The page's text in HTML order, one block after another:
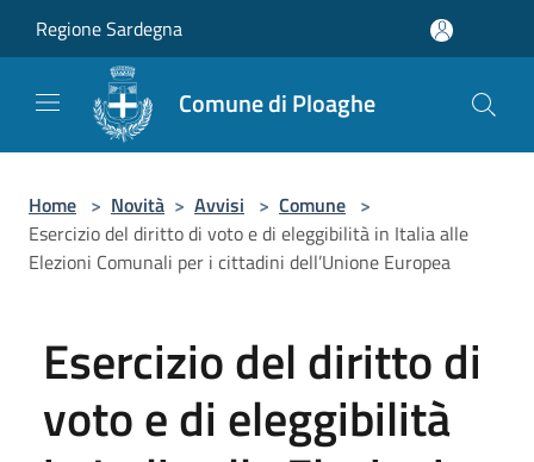
Regione Sardegna
Comune di Ploaghe
Home > Novità > Avvisi > Comune >
Esercizio del diritto di voto e di eleggibilità in Italia alle
Elezioni Comunali per i cittadini dell’Unione Europea
Esercizio del diritto di
voto e di eleggibilità